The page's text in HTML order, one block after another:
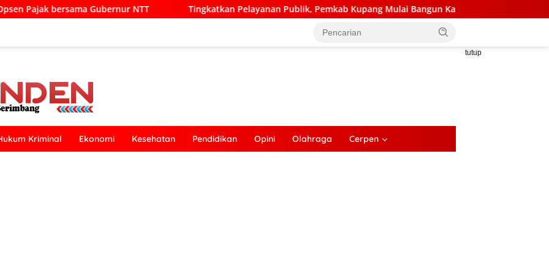
NTT Tingkatkan Pelayanan Publik, Pemkab Kupang Mulai Bangun Kantor Camat Kupang Barat dan Amarasi Barat
tutup
Kriminal Ekonomi Kesehatan Pendidikan Opini Olahraga Cerpen